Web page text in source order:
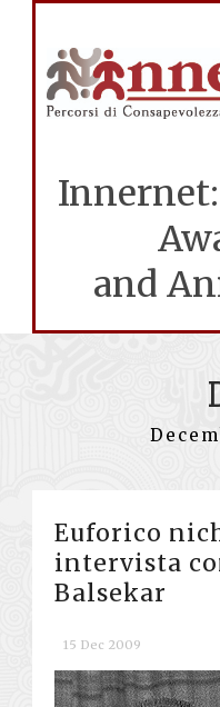
and
Euforico
intervista
Balsekar
15 Dec 2009